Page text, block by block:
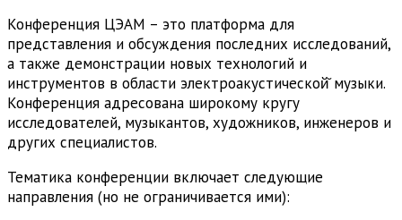
Конференция ЦЭАМ – это платформа для
представления и обсуждения последних исследований,
а также демонстрации новых технологий и
инструментов в области электроакустической̆ музыки.
Конференция адресована широкому кругу
исследователей, музыкантов, художников, инженеров и
других специалистов.
Тематика конференции включает следующие
направления (но не ограничивается ими):